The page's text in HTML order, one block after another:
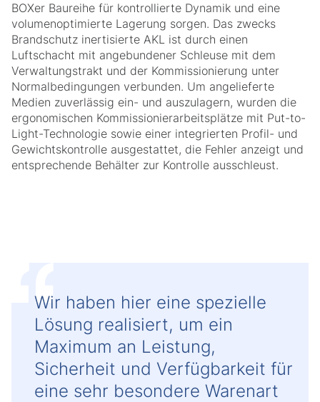
BOXer Baureihe für kontrollierte Dynamik und eine
volumenoptimierte Lagerung sorgen. Das zwecks
Brandschutz inertisierte AKL ist durch einen
Luftschacht mit angebundener Schleuse mit dem
Verwaltungstrakt und der Kommissionierung unter
Normalbedingungen verbunden. Um angelieferte
Medien zuverlässig ein- und auszulagern, wurden die
ergonomischen Kommissionierarbeitsplätze mit Put-to-
Light-Technologie sowie einer integrierten Profil- und
Gewichtskontrolle ausgestattet, die Fehler anzeigt und
entsprechende Behälter zur Kontrolle ausschleust.
Wir haben hier eine spezielle
Lösung realisiert, um ein
Maximum an Leistung,
Sicherheit und Verfügbarkeit für
eine sehr besondere Warenart